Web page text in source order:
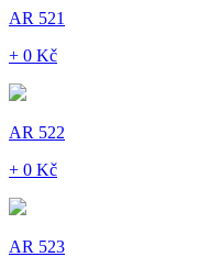
AR 521
+ 0 Kč
AR 522
+ 0 Kč
AR 523